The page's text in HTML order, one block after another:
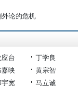
论的危机
台
丁学良
映
黄宗智
宽 马立诚